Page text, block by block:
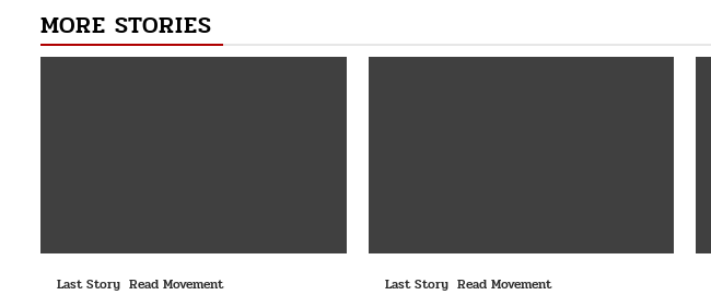
MORE STORIES
Last Story Read Movement Last Story Read Movement